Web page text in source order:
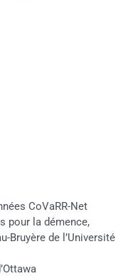
CoVaRR-Net
pour la démence,
Bruyère de l’Université